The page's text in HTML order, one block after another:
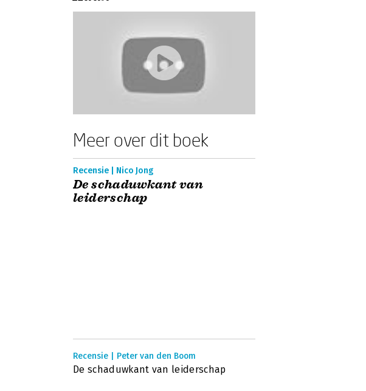
Meer over dit boek
Recensie | Nico Jong
De schaduwkant van
leiderschap
Recensie | Peter van den Boom
De schaduwkant van leiderschap